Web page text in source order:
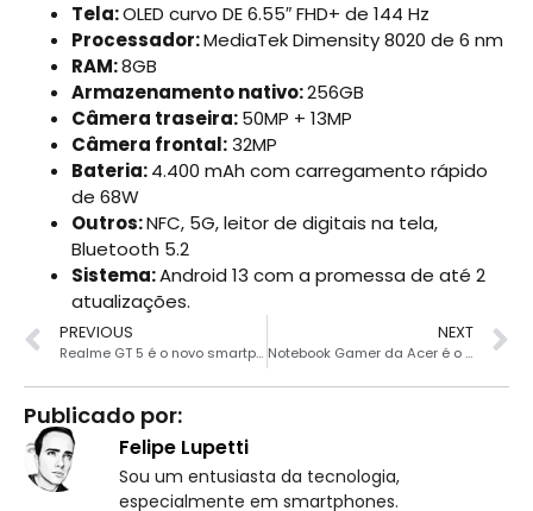
Tela:OLED curvo DE 6.55″ FHD+ de 144 Hz
Processador:MediaTek Dimensity 8020 de 6 nm
RAM:8GB
Armazenamento nativo:256GB
Câmera traseira:50MP + 13MP
Câmera frontal:32MP
Bateria:4.400 mAh com carregamento rápido
de 68W
Outros:NFC, 5G, leitor de digitais na tela,
Bluetooth 5.2
Sistema:Android 13 com a promessa de até 2
atualizações.
PREVIOUS
Realme GT 5 é o novo smartphone que carrega em apenas 9 minutos
NEXT
Notebook Gamer da Acer é o mais barato do Brasil com RTX 3070
Publicado por:
Felipe Lupetti
Sou um entusiasta da tecnologia,
especialmente em smartphones.